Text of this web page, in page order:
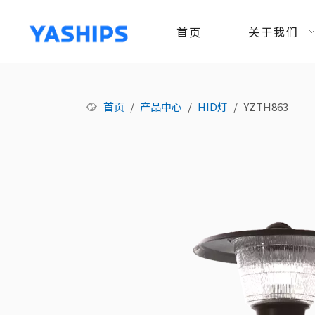
首页 关于我们
首页 / 产品中心 / HID灯 / YZTH863